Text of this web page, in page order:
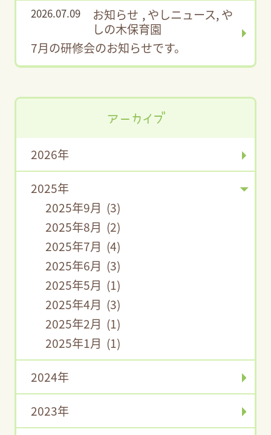
2026.07.09 お知らせ ,やしニュース,や
しの木保育園
7月の研修会のお知らせです。
アーカイブ
2026年
2025年
2025年9月 (3)
2025年8月 (2)
2025年7月 (4)
2025年6月 (3)
2025年5月 (1)
2025年4月 (3)
2025年2月 (1)
2025年1月 (1)
2024年
2023年